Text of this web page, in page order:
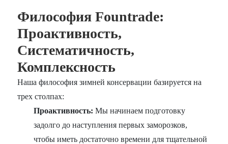
Философия Fountrade:
Проактивность,
Систематичность,
Комплексность
Наша философия зимней консервации базируется на
трех столпах:
Проактивность: Мы начинаем подготовку
задолго до наступления первых заморозков,
чтобы иметь достаточно времени для тщательной